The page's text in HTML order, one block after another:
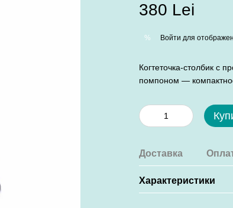
380 Lei
% Войти для
Когтеточка-столбик с
помпоном —
Доставка
Характеристики